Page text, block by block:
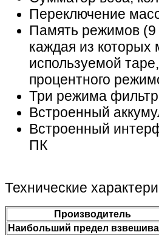
Переключение
Память режимов (9
каждая из
используемой
процентного
Три режима
Встроенный
Встроенный
ПК
Технические
Производитель
Наибольший предел